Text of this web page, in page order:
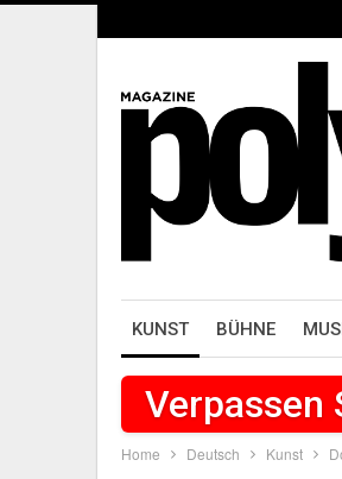
KUNST BÜHNE
Verpassen
Home Deutsch Kunst